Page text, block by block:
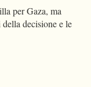
per Gaza, ma
decisione e le